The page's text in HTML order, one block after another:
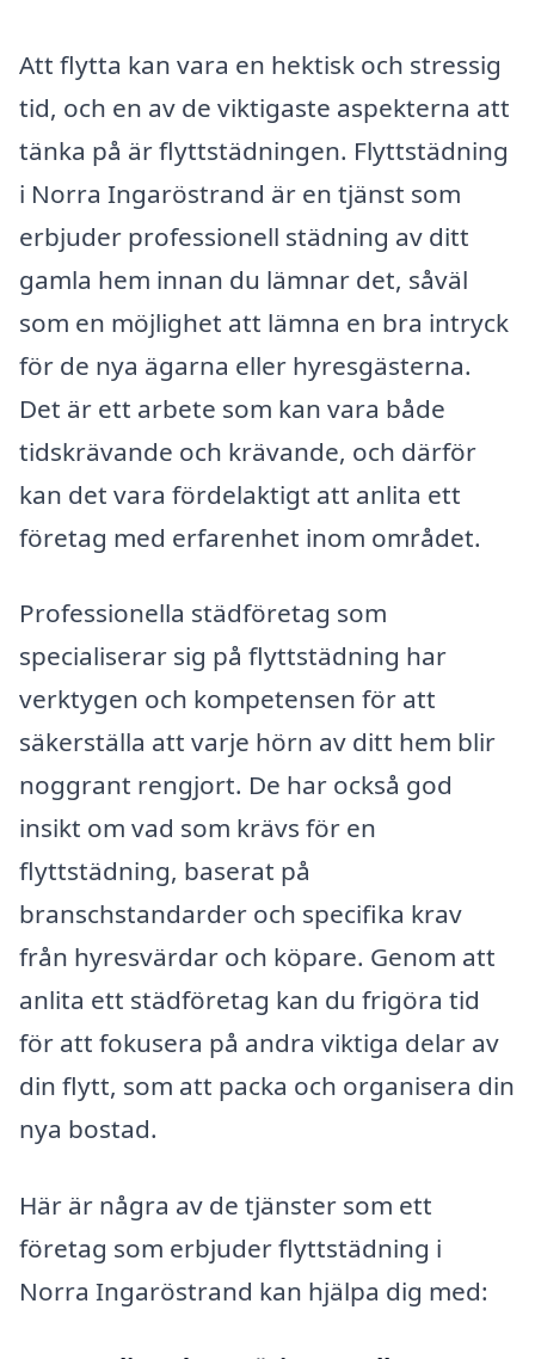
Att flytta kan vara en hektisk och stressig
tid, och en av de viktigaste aspekterna att
tänka på är flyttstädningen. Flyttstädning
i Norra Ingaröstrand är en tjänst som
erbjuder professionell städning av ditt
gamla hem innan du lämnar det, såväl
som en möjlighet att lämna en bra intryck
för de nya ägarna eller hyresgästerna.
Det är ett arbete som kan vara både
tidskrävande och krävande, och därför
kan det vara fördelaktigt att anlita ett
företag med erfarenhet inom området.
Professionella städföretag som
specialiserar sig på flyttstädning har
verktygen och kompetensen för att
säkerställa att varje hörn av ditt hem blir
noggrant rengjort. De har också god
insikt om vad som krävs för en
flyttstädning, baserat på
branschstandarder och specifika krav
från hyresvärdar och köpare. Genom att
anlita ett städföretag kan du frigöra tid
för att fokusera på andra viktiga delar av
din flytt, som att packa och organisera din
nya bostad.
Här är några av de tjänster som ett
företag som erbjuder flyttstädning i
Norra Ingaröstrand kan hjälpa dig med: